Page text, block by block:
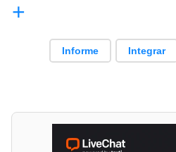
+
Informe Integrar